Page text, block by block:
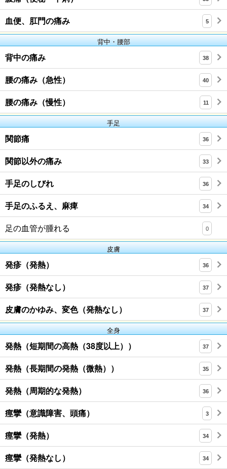
血便、肛門の痛み 5
背中・腰部
背中の痛み 38
腰の痛み（急性） 40
腰の痛み（慢性） 11
手足
関節痛 36
関節以外の痛み 33
手足のしびれ 36
手足のふるえ、麻痺 34
足の血管が腫れる 0
皮膚
発疹（発熱） 36
発疹（発熱なし） 37
皮膚のかゆみ、変色（発熱なし） 37
全身
発熱（短期間の高熱（38度以上）） 37
発熱（長期間の発熱（微熱）） 35
発熱（周期的な発熱） 36
痙攣（意識障害、頭痛） 3
痙攣（発熱） 34
痙攣（発熱なし） 34